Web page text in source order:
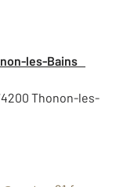
les-Bains
Thonon-les-